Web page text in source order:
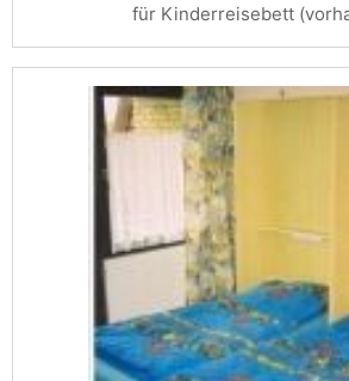
für Kinderreisebett